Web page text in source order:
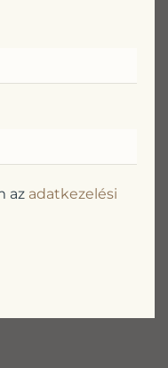
az adatkezelési